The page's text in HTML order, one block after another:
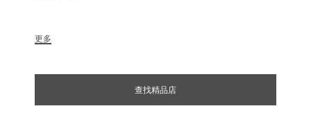
Hennessy）及其親朋好友而創造，今天以獨家限量
版酒瓶讚頌香港精神。這幅插圖與瓶內的干邑一樣大
而值得珍藏的皮革行李牌將讓您永遠銘記這趟如夢似
更多
查找精品店